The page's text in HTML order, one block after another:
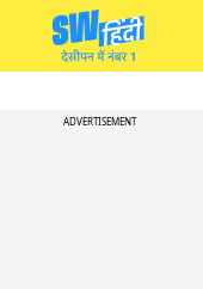
ADVERTISEMENT